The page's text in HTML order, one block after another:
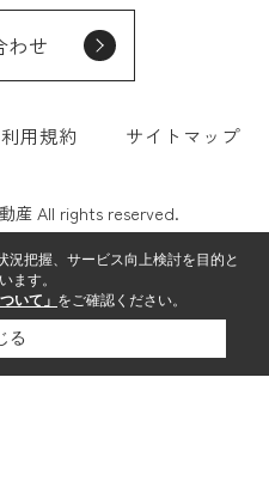
わせ
利用規約 サイトマップ
産 All rights reserved.
況把握、サービス向上検討を目的と
ます。
いて」 をご確認ください。
る